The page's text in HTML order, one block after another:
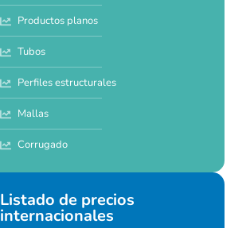
Productos planos
Tubos
Perfiles estructurales
Mallas
Corrugado
Listado de precios
internacionales